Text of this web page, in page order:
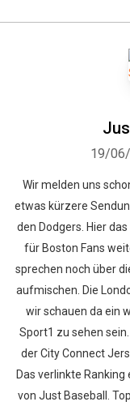
19/
Wir melden uns
etwas kürzere
den Dodgers. Hier
für Boston Fans
sprechen noch über
aufmischen. Die
wir schauen da ein
Sport1 zu sehen
der City Connect
Das verlinkte
von Just Baseball.